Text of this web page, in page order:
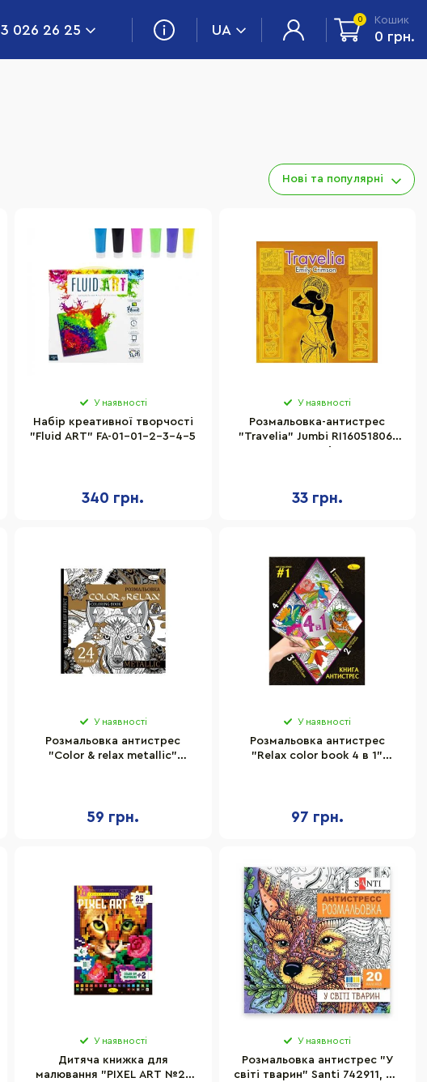
026 26 25 UA
0 Кошик
0 грн.
Нові та популярні
У наявності
Набір креативної творчості
"Fluid ART" FA-01-01-2-3-4-5
340 грн.
У наявності
Розмальовка-антистрес
"Travelia" Jumbi RI16051806,
33 грн.
У наявності
Розмальовка антистрес
"Color & relax metallic"
59 грн.
У наявності
Розмальовка антистрес
"Relax color book 4 в 1"
97 грн.
У наявності
Дитяча книжка для
малювання "PIXEL ART №2"
У наявності
Розмальовка антистрес "У
світі тварин" Santi 742911, 20